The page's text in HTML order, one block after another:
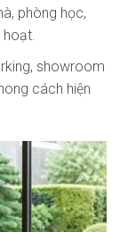
phòng học,
hoạt.
showroom
cách hiện